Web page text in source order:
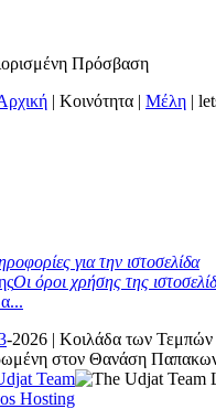
Πρόσβαση
| Κοινότητα | Μέλη |
για την ιστοσελίδα
Οι όροι χρήσης της
-2026 | Κοιλάδα των Τεμπών
στον Θανάση
Team
Hosting